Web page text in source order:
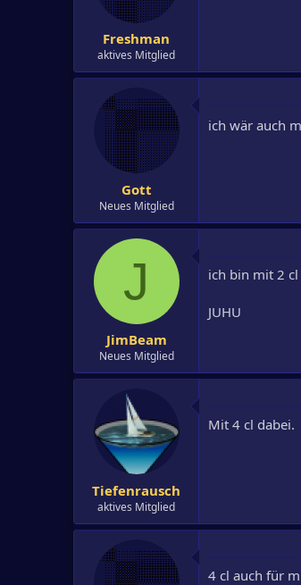
Freshman
aktives Mitglied
Gott
Neues Mitglied
ich wär auch
J
JimBeam
Neues Mitglied
ich bin mit 2 cl
JUHU
Tiefenrausch
aktives Mitglied
Mit 4 cl dabei.
4 cl auch für